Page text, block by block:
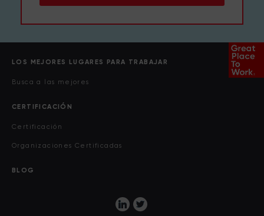
LOS MEJORES LUGARES PARA TRABAJAR
Busca a las mejores
CERTIFICACIÓN
Certificación
Organizaciones Certificadas
BLOG